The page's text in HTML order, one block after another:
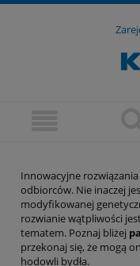
Innowacyjne
odbiorców. Nie inaczej
modyfikowanej
rozwianie wątpliwości
tematem. Poznaj bliżej
przekonaj się, że mogą
hodowli bydła.